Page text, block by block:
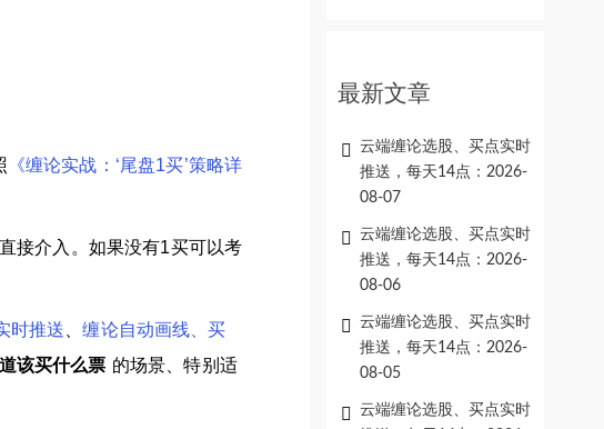
《缠论实战：‘尾盘1买’策略详
接介入。如果没有1买可以考
时推送 、缠论自动画线、买
该买什么票 的场景、特别适
最新文章
云端缠论选股、买点实时
推送，每天14点：2026-
08-07
云端缠论选股、买点实时
推送，每天14点：2026-
08-06
云端缠论选股、买点实时
推送，每天14点：2026-
08-05
云端缠论选股、买点实时